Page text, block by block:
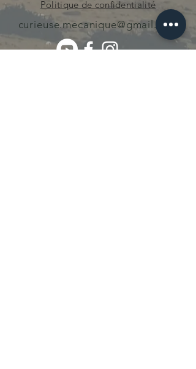
Politique de confidentialité
curieuse.mecanique@gmail.com